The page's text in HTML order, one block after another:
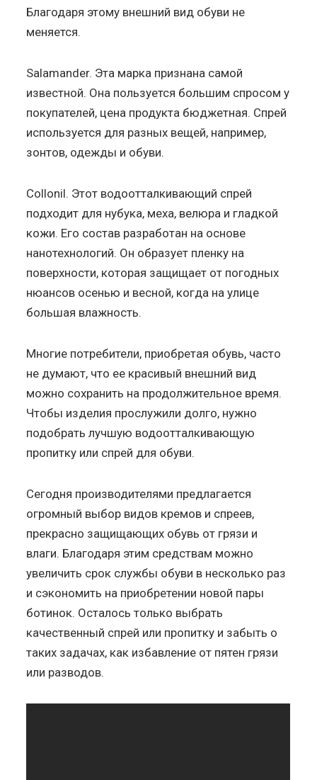
Благодаря этому внешний вид обуви не
меняется.
Salamander. Эта марка признана самой
известной. Она пользуется большим спросом у
покупателей, цена продукта бюджетная. Спрей
используется для разных вещей, например,
зонтов, одежды и обуви.
Collonil. Этот водоотталкивающий спрей
подходит для нубука, меха, велюра и гладкой
кожи. Его состав разработан на основе
нанотехнологий. Он образует пленку на
поверхности, которая защищает от погодных
нюансов осенью и весной, когда на улице
большая влажность.
Многие потребители, приобретая обувь, часто
не думают, что ее красивый внешний вид
можно сохранить на продолжительное время.
Чтобы изделия прослужили долго, нужно
подобрать лучшую водоотталкивающую
пропитку или спрей для обуви.
Сегодня производителями предлагается
огромный выбор видов кремов и спреев,
прекрасно защищающих обувь от грязи и
влаги. Благодаря этим средствам можно
увеличить срок службы обуви в несколько раз
и сэкономить на приобретении новой пары
ботинок. Осталось только выбрать
качественный спрей или пропитку и забыть о
таких задачах, как избавление от пятен грязи
или разводов.